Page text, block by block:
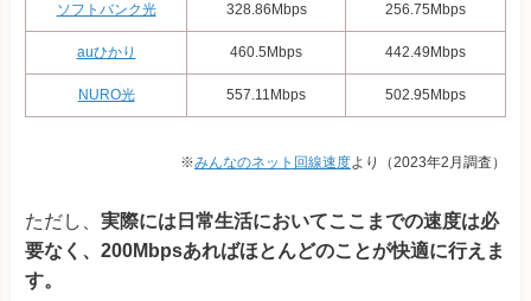
ソフトバンク光 328.86Mbps 256.75Mbps
auひかり 460.5Mbps 442.49Mbps
NURO光 557.11Mbps 502.95Mbps
※みんなのネット回線速度より（2023年2月調査）
ただし、 実際には日常生活においてここまでの速度は必
要なく、200Mbpsあればほとんどのことが快適に行えま
す。